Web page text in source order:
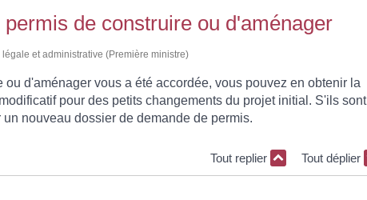
de construire ou d'aménager
et administrative (Première ministre)
d'aménager vous a été accordée, vous pouvez en obtenir la
pour des petits changements du projet initial. S'ils sont
nouveau dossier de demande de permis.
Tout replier Tout déplier